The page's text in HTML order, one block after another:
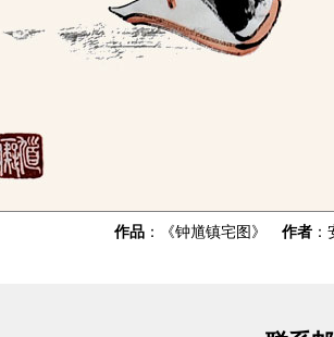
作品 ：《钟馗镇宅图》 作者